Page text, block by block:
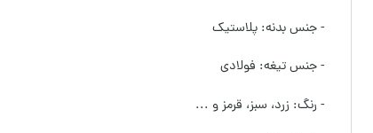
- جنس بدنه: پلاستیک
- جنس تیغه: فولادی
- رنگ: زرد، سبز، قرمز و ...